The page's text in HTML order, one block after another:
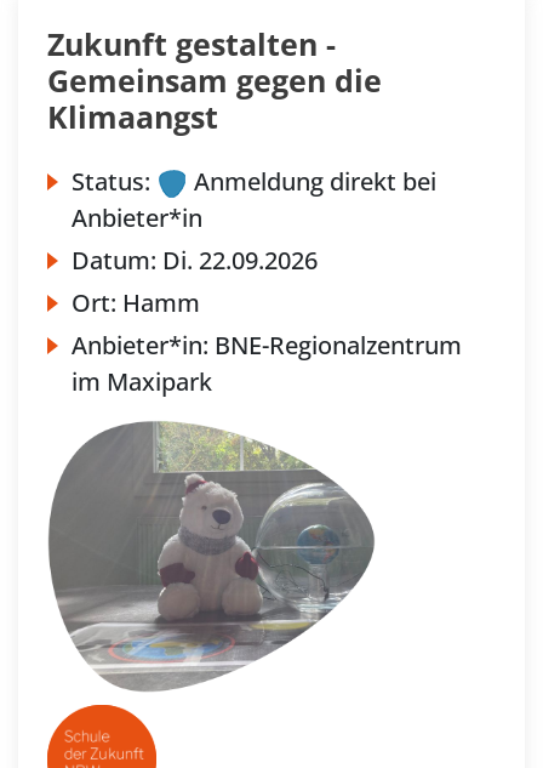
Zukunft gestalten -
Gemeinsam gegen die
Klimaangst
Status:
Anmeldung direkt bei
Anbieter*in
Datum: Di. 22.09.2026
Ort: Hamm
Anbieter*in: BNE-Regionalzentrum
im Maxipark